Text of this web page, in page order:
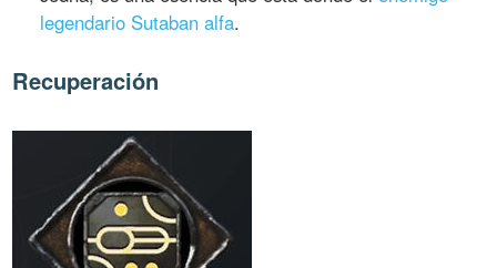
legendario Sutaban alfa.
Recuperación